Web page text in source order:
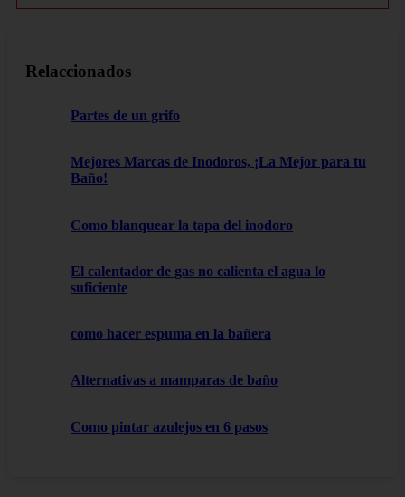
Relaccionados
Partes de un grifo
Mejores Marcas de Inodoros, ¡La Mejor para tu
Baño!
Como blanquear la tapa del inodoro
El calentador de gas no calienta el agua lo
suficiente
como hacer espuma en la bañera
Alternativas a mamparas de baño
Como pintar azulejos en 6 pasos